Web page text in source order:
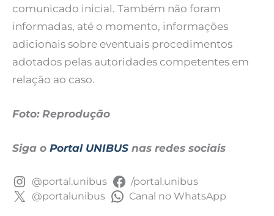
comunicado inicial. Também não foram
informadas, até o momento, informações
adicionais sobre eventuais procedimentos
adotados pelas autoridades competentes em
relação ao caso.
Foto: Reprodução
Siga o Portal UNIBUS nas redes sociais
@portal.unibus
/portal.unibus
@portalunibus
Canal no WhatsApp